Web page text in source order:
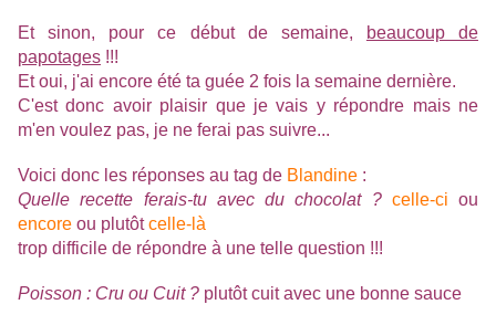
Et sinon, pour ce début de semaine,
beaucoup de
papotages !!!
Et oui, j'ai encore été ta guée 2 fois la semaine dernière.
C'est donc avoir plaisir que je vais y répondre mais ne
m'en voulez pas, je ne ferai pas suivre...
Voici donc les réponses au tag de Blandine :
Quelle recette ferais-tu avec du chocolat ? celle-ci ou
encore ou plutôtcelle-là
trop difficile de répondre à une telle question !!!
Poisson : Cru ou Cuit ? plutôt cuit avec une bonne sauce